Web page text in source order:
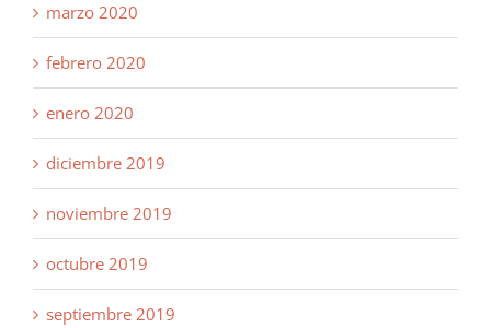
marzo 2020
febrero 2020
enero 2020
diciembre 2019
noviembre 2019
octubre 2019
septiembre 2019